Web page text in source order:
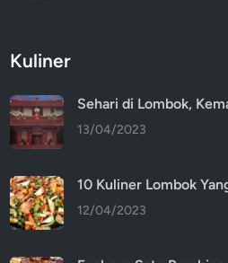
Kuliner
Sehari di Lombok,
13/04/2023
10 Kuliner Lombok
12/04/2023